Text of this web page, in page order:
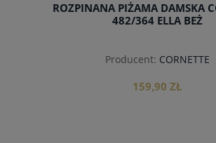
ROZPINANA PIŻAMA DAMSKA
482/364 ELLA BEŻ
Producent: CORNETTE
159,90 ZŁ